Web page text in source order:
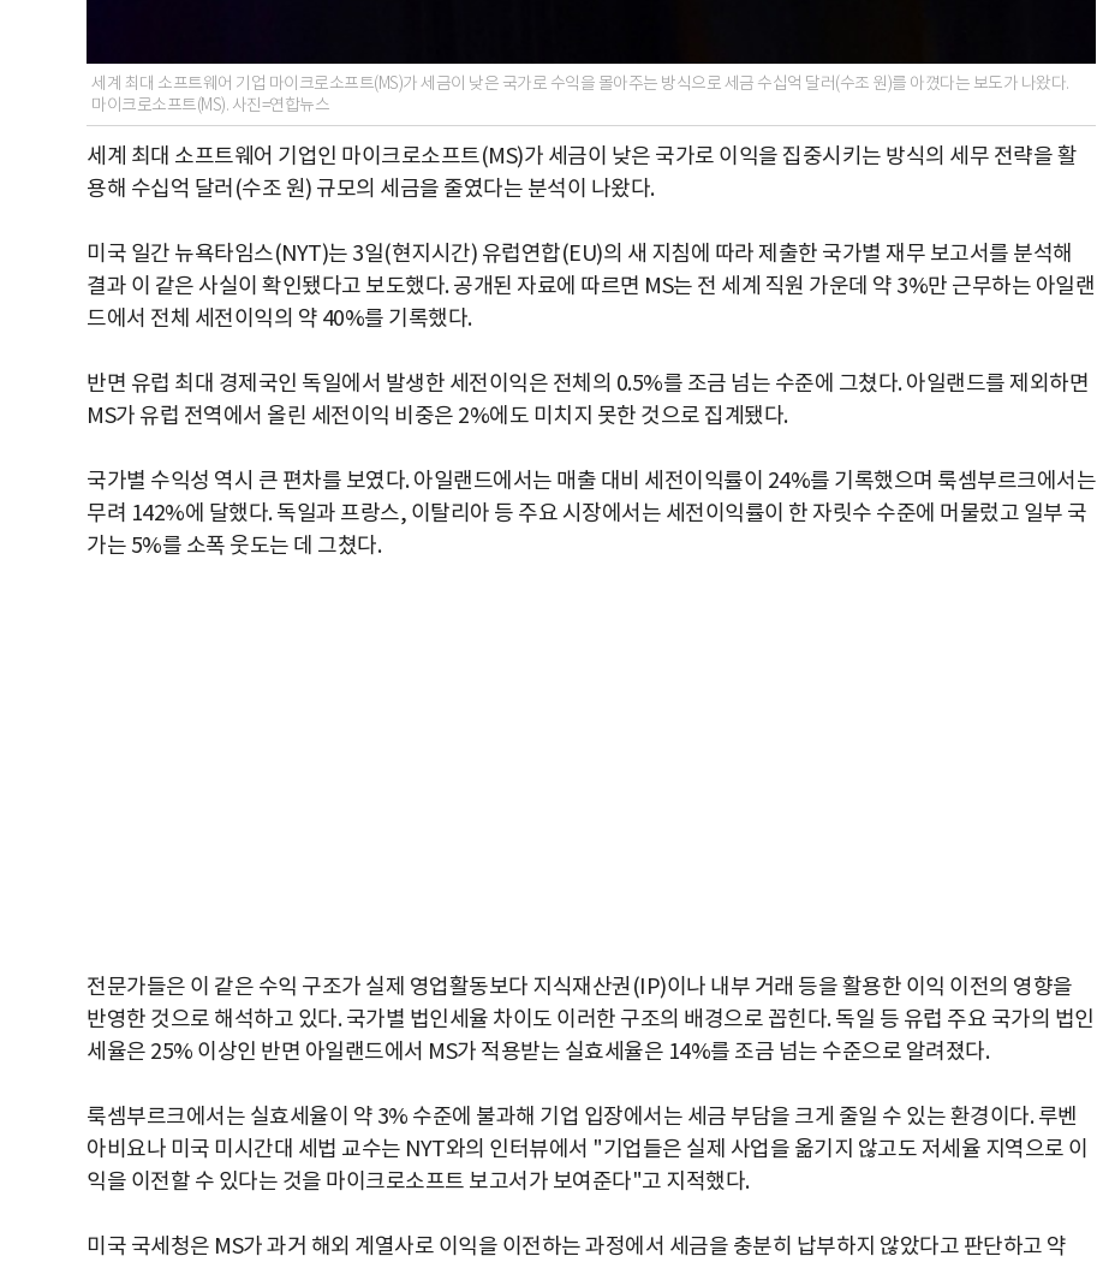
세계 최대 소프트웨어 기업 마이크로소프트(MS)가 세금이 낮은 국가로 수익을 몰아주는 방식으로 세금 수십억 달러(수조 원)를 아꼈다는 보도가 나왔다.
마이크로소프트(MS). 사진=연합뉴스
세계 최대 소프트웨어 기업인 마이크로소프트(MS)가 세금이 낮은 국가로 이익을 집중시키는 방식의 세무 전략을 활
용해 수십억 달러(수조 원) 규모의 세금을 줄였다는 분석이 나왔다.
미국 일간 뉴욕타임스(NYT)는 3일(현지시간) 유럽연합(EU)의 새 지침에 따라 제출한 국가별 재무 보고서를 분석해
결과 이 같은 사실이 확인됐다고 보도했다. 공개된 자료에 따르면 MS는 전 세계 직원 가운데 약 3%만 근무하는 아일랜
드에서 전체 세전이익의 약 40%를 기록했다.
반면 유럽 최대 경제국인 독일에서 발생한 세전이익은 전체의 0.5%를 조금 넘는 수준에 그쳤다. 아일랜드를 제외하면
MS가 유럽 전역에서 올린 세전이익 비중은 2%에도 미치지 못한 것으로 집계됐다.
국가별 수익성 역시 큰 편차를 보였다. 아일랜드에서는 매출 대비 세전이익률이 24%를 기록했으며 룩셈부르크에서는
무려 142%에 달했다. 독일과 프랑스, 이탈리아 등 주요 시장에서는 세전이익률이 한 자릿수 수준에 머물렀고 일부 국
가는 5%를 소폭 웃도는 데 그쳤다.
전문가들은 이 같은 수익 구조가 실제 영업활동보다 지식재산권(IP)이나 내부 거래 등을 활용한 이익 이전의 영향을
반영한 것으로 해석하고 있다. 국가별 법인세율 차이도 이러한 구조의 배경으로 꼽힌다. 독일 등 유럽 주요 국가의 법인
세율은 25% 이상인 반면 아일랜드에서 MS가 적용받는 실효세율은 14%를 조금 넘는 수준으로 알려졌다.
룩셈부르크에서는 실효세율이 약 3% 수준에 불과해 기업 입장에서는 세금 부담을 크게 줄일 수 있는 환경이다. 루벤
아비요나 미국 미시간대 세법 교수는 NYT와의 인터뷰에서 "기업들은 실제 사업을 옮기지 않고도 저세율 지역으로 이
익을 이전할 수 있다는 것을 마이크로소프트 보고서가 보여준다"고 지적했다.
미국 국세청은 MS가 과거 해외 계열사로 이익을 이전하는 과정에서 세금을 충분히 납부하지 않았다고 판단하고 약